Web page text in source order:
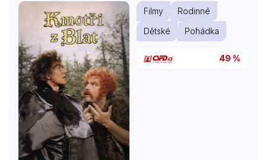
Filmy
Rodinné
Dětské
Pohádka
49 %